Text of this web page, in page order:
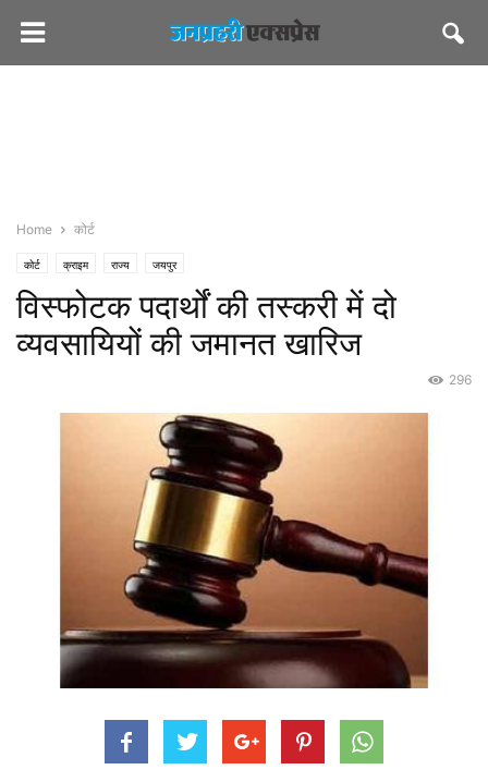
Home कोर्ट
कोर्ट क्राइम राज्य जयपुर
विस्फोटक पदार्थों की तस्करी में दो
व्यवसायियों की जमानत खारिज
296